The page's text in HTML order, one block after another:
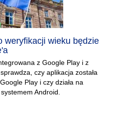
weryfikacji wieku będzie
z Google Play i z
czy aplikacja została
Play i czy działa na
Android.